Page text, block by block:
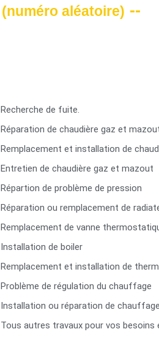
(numéro aléatoire) --
Recherche de fuite.
Réparation de chaudière gaz et
Remplacement et installation de
Entretien de chaudière gaz et mazout
Répartion de problème de pression
Réparation ou remplacement de
Remplacement de vanne
Installation de boiler
Remplacement et installation de
Problème de régulation du chauffage
Installation ou réparation de
Tous autres travaux pour vos besoins